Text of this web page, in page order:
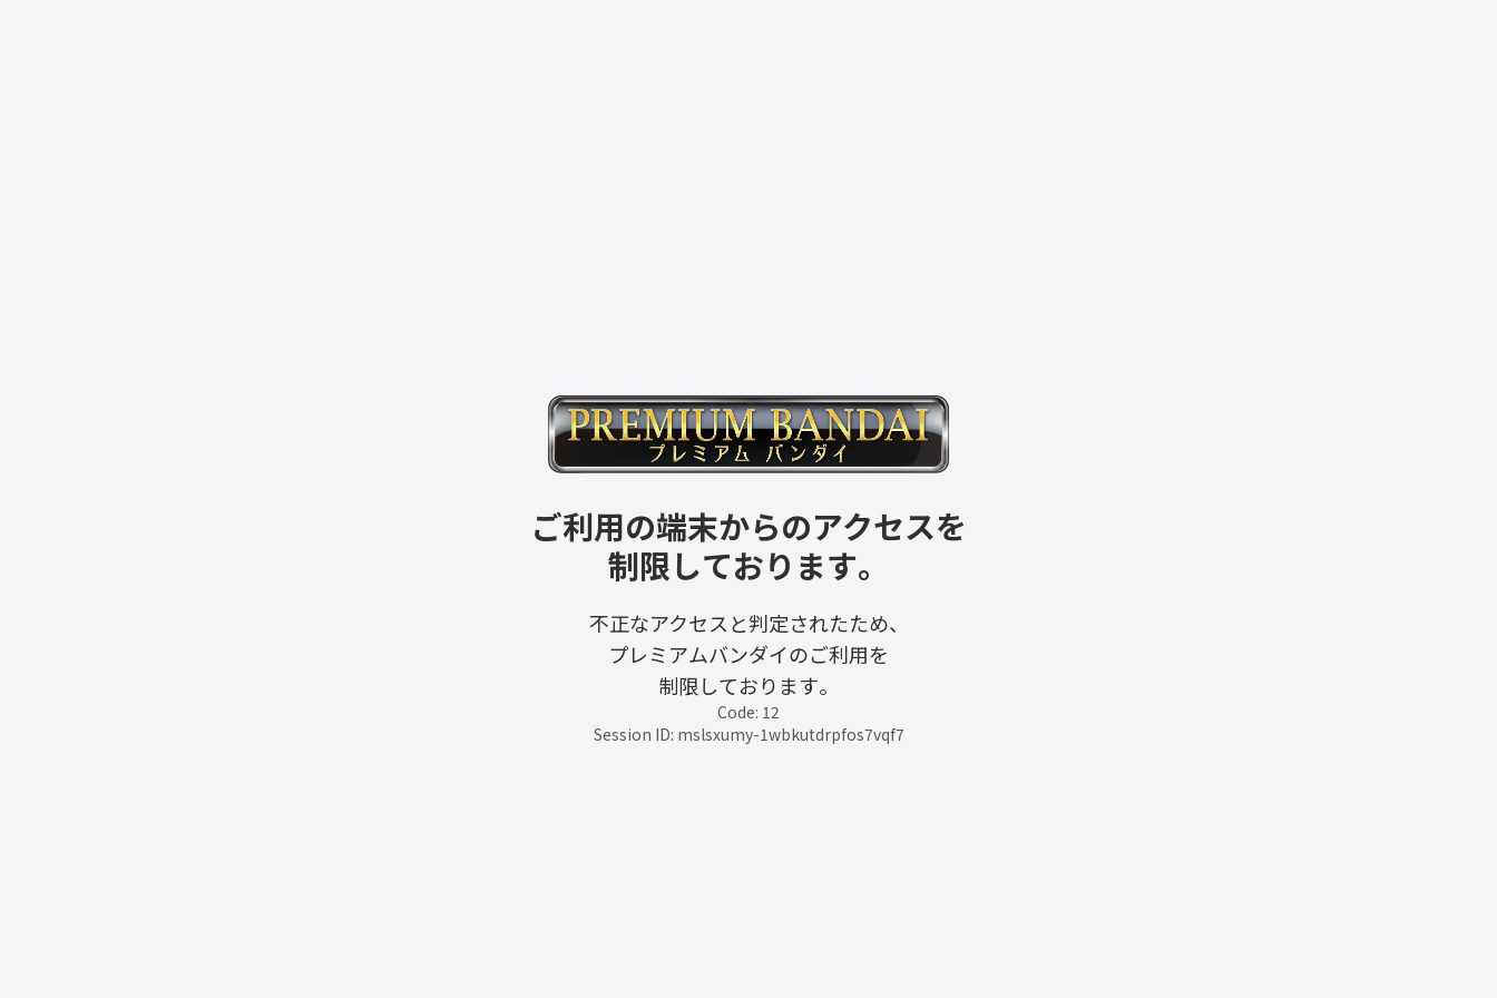
ご利用の端末からのアクセスを
制限しております。
不正なアクセスと判定されたため、
プレミアムバンダイのご利用を
制限しております。
Code: 12
Session ID: mslsxumy-1wbkutdrpfos7vqf7